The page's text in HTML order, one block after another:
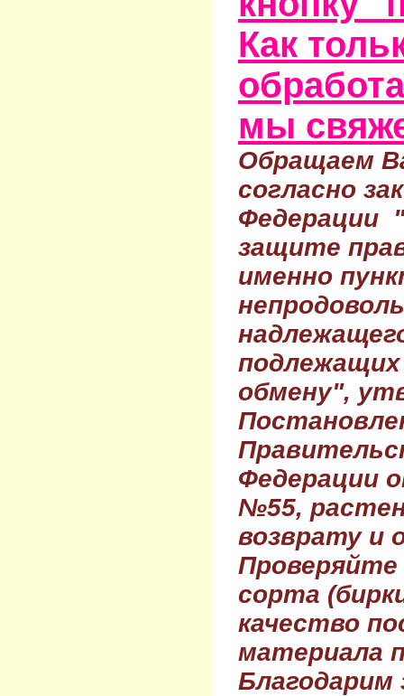
Как
мы
Обращаем
согласно
Федерации
защите
именно
обмену",
Федерации
№55,
возврату и
Проверяйте
сорта
качество
материала
Благодарим